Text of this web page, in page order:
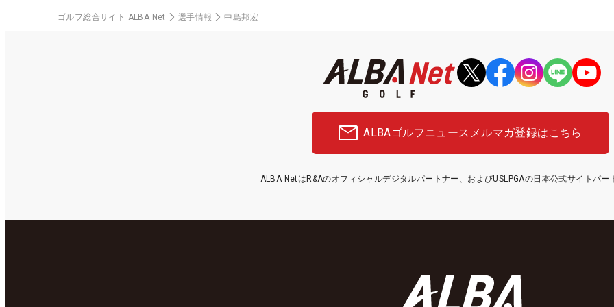
ゴルフ総合サイト ALBA Net 選手情報 中島邦宏
ALBAゴルフニュース メルマガ登録はこちら
ALBA NetはR&Aのオフィシャルデジタルパートナー、およびUSLPGAの日本公式サイトパー